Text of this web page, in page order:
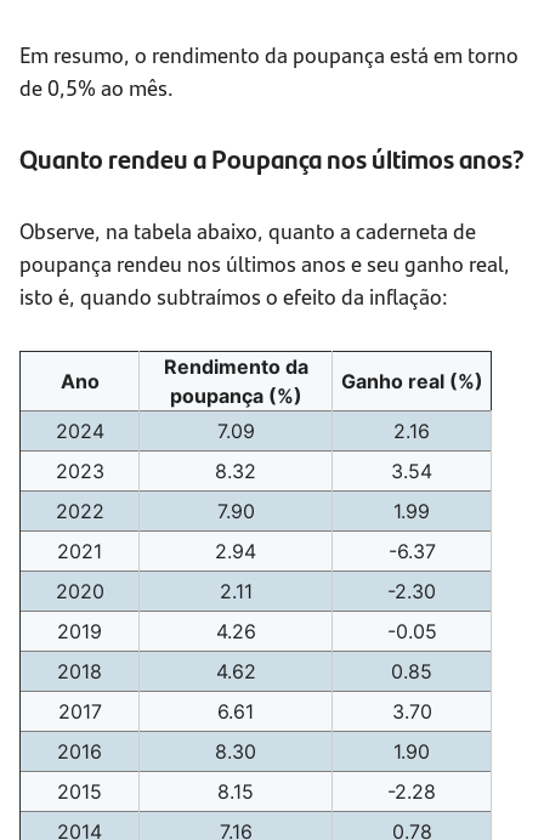
Em resumo, o rendimento da poupança está em torno
de 0,5% ao mês.
Quanto rendeu a Poupança nos últimos anos?
Observe, na tabela abaixo, quanto a caderneta de
poupança rendeu nos últimos anos e seu ganho real,
isto é, quando subtraímos o efeito da inflação:
Ano
Rendimento da
poupança (%)
Ganho real (%)
2024 7.09
2.16
2023
8.32
3.54
2022
7.90
1.99
2021
2.94
-6.37
2020
2.11
-2.30
2019
4.26
-0.05
2018
4.62
0.85
2017
6.61
3.70
2016
8.30
1.90
2015
8.15
-2.28
2014
7.16 0.78